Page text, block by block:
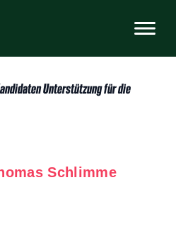
Unterstützung für die
Schlimme